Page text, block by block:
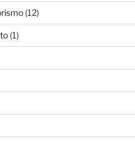
(12)
(1)